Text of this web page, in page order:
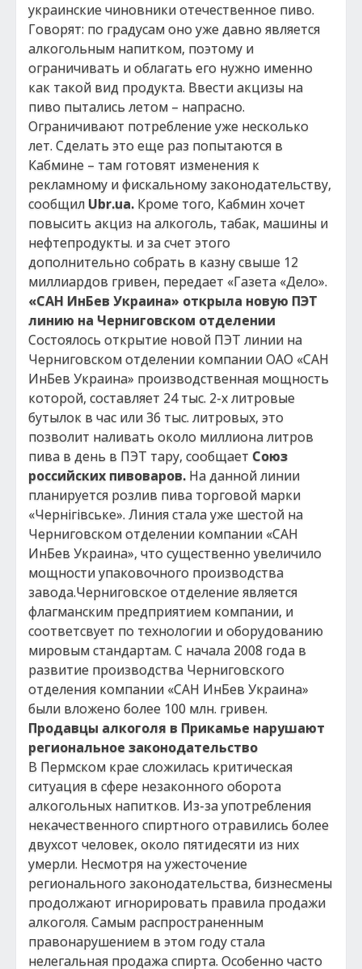
украинские чиновники отечественное пиво.
Говорят: по градусам оно уже давно является
алкогольным напитком, поэтому и
ограничивать и облагать его нужно именно
как такой вид продукта. Ввести акцизы на
пиво пытались летом – напрасно.
Ограничивают потребление уже несколько
лет. Сделать это еще раз попытаются в
Кабмине – там готовят изменения к
рекламному и фискальному законодательству,
сообщил Ubr.ua. Кроме того, Кабмин хочет
повысить акциз на алкоголь, табак, машины и
нефтепродукты. и за счет этого
дополнительно собрать в казну свыше 12
миллиардов гривен, передает «Газета «Дело».
«САН ИнБев Украина» открыла новую ПЭТ
линию на Черниговском отделении
Состоялось открытие новой ПЭТ линии на
Черниговском отделении компании ОАО «САН
ИнБев Украина» производственная мощность
которой, составляет 24 тыс. 2-х литровые
бутылок в час или 36 тыс. литровых, это
позволит наливать около миллиона литров
пива в день в ПЭТ тару, сообщает Союз
российских пивоваров. На данной линии
планируется розлив пива торговой марки
«Чернігівське». Линия стала уже шестой на
Черниговском отделении компании «САН
ИнБев Украина», что существенно увеличило
мощности упаковочного производства
завода.Черниговское отделение является
флагманским предприятием компании, и
соответсвует по технологии и оборудованию
мировым стандартам. С начала 2008 года в
развитие производства Черниговского
отделения компании «САН ИнБев Украина»
были вложено более 100 млн. гривен.
Продавцы алкоголя в Прикамье нарушают
региональное законодательство
В Пермском крае сложилась критическая
ситуация в сфере незаконного оборота
алкогольных напитков. Из-за употребления
некачественного спиртного отравились более
двухсот человек, около пятидесяти из них
умерли. Несмотря на ужесточение
регионального законодательства, бизнесмены
продолжают игнорировать правила продажи
алкоголя. Самым распространенным
правонарушением в этом году стала
нелегальная продажа спирта. Особенно часто